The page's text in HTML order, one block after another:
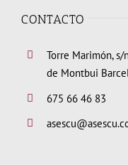
CONTACTO
Torre Marimón,
de Montbui
675 66 46 83